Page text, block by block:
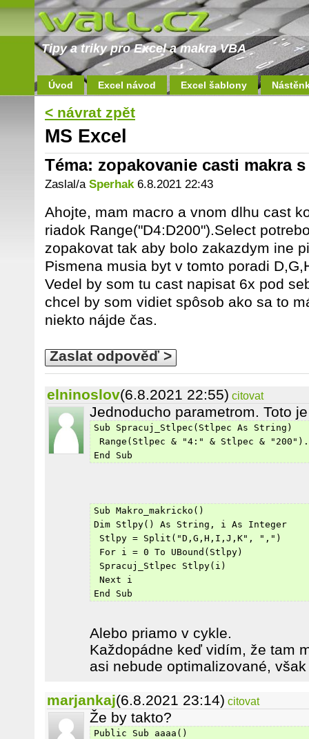
Tipy a triky pro Excel a makra VBA
Úvod Excel návod Excel šablony
< návrat zpět
MS Excel
Téma: zopakovanie casti makra
Zaslal/a Sperhak6.8.2021 22:43
Ahojte, mam macro a vnom dlhu cast
riadok Range("D4:D200").Select
zopakovat tak aby bolo zakazdym ine
Pismena musia byt v tomto poradi
Vedel by som tu cast napisat 6x pod
chcel by som vidiet spôsob ako sa to
niekto nájde čas.
Zaslat odpověď >
elninoslov(6.8.2021 22:55) citovat
Jednoducho parametrom. Toto
Sub Spracuj_Stlpec(Stlpec As String)
Range(Stlpec & "4:" & Stlpec &
End Sub
Sub Makro_makricko()
Dim Stlpy() As String, i As Integer
Stlpy = Split("D,G,H,I,J,K", ",")
For i = 0 To UBound(Stlpy)
Spracuj_Stlpec Stlpy(i)
Next i
End Sub
Alebo priamo v cykle.
Každopádne keď vidím, že tam
asi nebude optimalizované, však
marjankaj(6.8.2021 23:14) citovat
Že by takto?
Public Sub aaaa()